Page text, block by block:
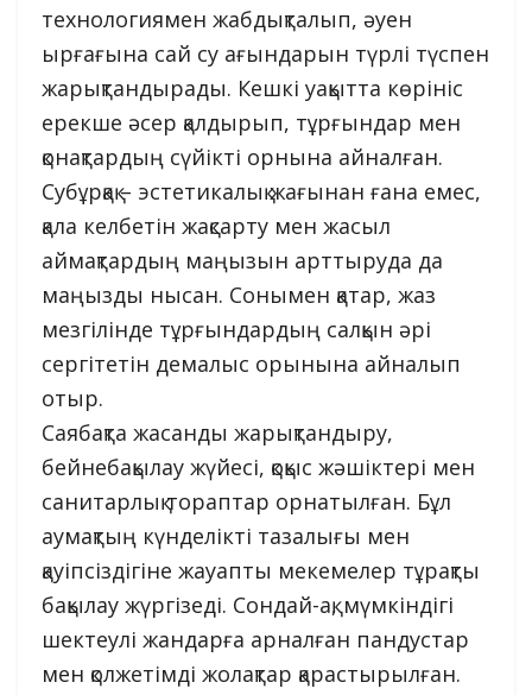
технологиямен жабдықталып, әуен
ырғағына сай су ағындарын түрлі түспен
жарықтандырады. Кешкі уақытта көрініс
ерекше әсер қалдырып, тұрғындар мен
қонақтардың сүйікті орнына айналған.
Субұрқақ – эстетикалық жағынан ғана емес,
қала келбетін жақсарту мен жасыл
аймақтардың маңызын арттыруда да
маңызды нысан. Сонымен қатар, жаз
мезгілінде тұрғындардың салқын әрі
сергітетін демалыс орынына айналып
отыр.
Саябақта жасанды жарықтандыру,
бейнебақылау жүйесі, қоқыс жәшіктері мен
санитарлық тораптар орнатылған. Бұл
аумақтың күнделікті тазалығы мен
қауіпсіздігіне жауапты мекемелер тұрақты
бақылау жүргізеді. Сондай-ақ, мүмкіндігі
шектеулі жандарға арналған пандустар
мен қолжетімді жолақтар қарастырылған.